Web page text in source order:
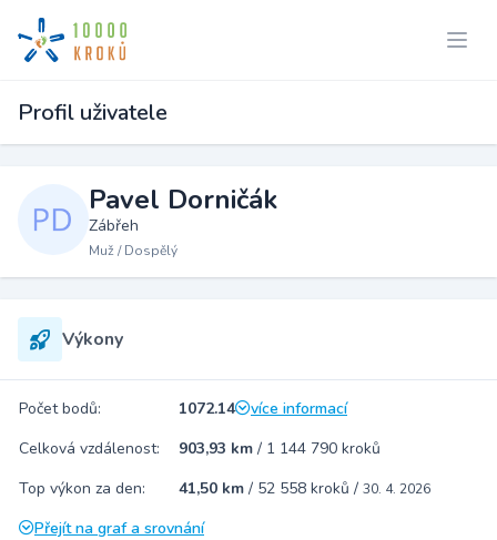
Profil uživatele
Pavel Dorničák
Zábřeh
Muž / Dospělý
Výkony
Počet bodů: 1072.14
více informací
Celková vzdálenost:
903,93 km / 1 144 790 kroků
Top výkon za den:
41,50 km / 52 558 kroků / 30. 4. 2026
Přejít na graf a srovnání